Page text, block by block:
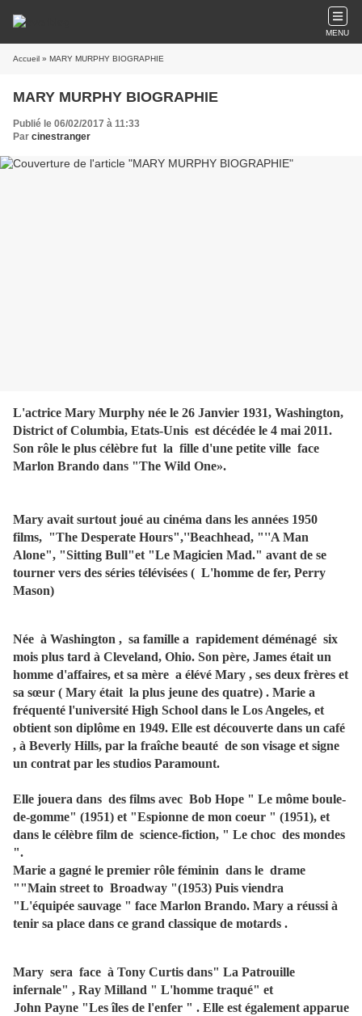
MENU
Accueil » MARY MURPHY BIOGRAPHIE
MARY MURPHY BIOGRAPHIE
Publié le 06/02/2017 à 11:33
Par cinestranger
L'actrice Mary Murphy née le 26 Janvier 1931, Washington,
District of Columbia, Etats-Unis est décédée le 4 mai 2011.
Son rôle le plus célèbre fut la fille d'une petite ville face
Marlon Brando dans "The Wild One».
Mary avait surtout joué au cinéma dans les années 1950
films, "The Desperate Hours",''Beachhead, "''A Man
Alone", "Sitting Bull"et "Le Magicien Mad." avant de se
tourner vers des séries télévisées ( L'homme de fer, Perry
Mason)
Née à Washington , sa famille a rapidement déménagé six
mois plus tard à Cleveland, Ohio. Son père, James était un
homme d'affaires, et sa mère a élévé Mary , ses deux frères et
sa sœur ( Mary était la plus jeune des quatre) . Marie a
fréquenté l'université High School dans le Los Angeles, et
obtient son diplôme en 1949. Elle est découverte dans un café
, à Beverly Hills, par la fraîche beauté de son visage et signe
un contrat par les studios Paramount.
Elle jouera dans des films avec Bob Hope " Le môme boule-
de-gomme" (1951) et "Espionne de mon coeur " (1951), et
dans le célèbre film de science-fiction, " Le choc des mondes
".
Marie a gagné le premier rôle féminin dans le drame
""Main street to Broadway "(1953) Puis viendra
"L'équipée sauvage " face Marlon Brando. Mary a réussi à
tenir sa place dans ce grand classique de motards .
Mary sera face à Tony Curtis dans" La Patrouille
infernale" , Ray Milland " L'homme traqué" et
John Payne "Les îles de l'enfer " . Elle est également apparue